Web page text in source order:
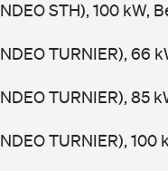
STH), 100 kW,
TURNIER), 66
TURNIER), 85
TURNIER), 100